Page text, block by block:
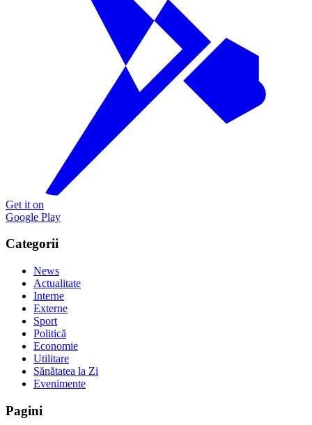
Get it on
Google Play
Categorii
News
Actualitate
Interne
Externe
Sport
Politică
Economie
Utilitare
Sănătatea la Zi
Evenimente
Pagini